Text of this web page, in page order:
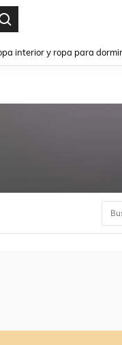
interior y ropa para dormir